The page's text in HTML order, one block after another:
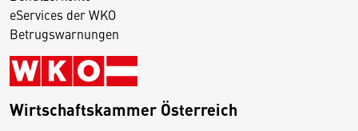
eServices der WKO
Betrugswarnungen
Wirtschaftskammer Österreich